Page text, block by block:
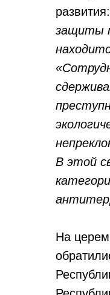
развития:
защиты
В этой
На